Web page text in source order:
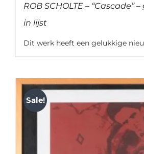
ROB SCHOLTE – “Cascade”
in lijst
Dit werk heeft een gelukkige
Sale!